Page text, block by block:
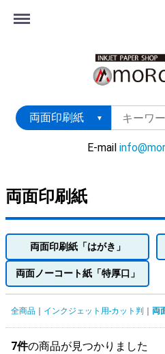
E-mail
Menu
両面印刷紙
両面印刷紙「はがき」
両面ノーコート紙「特厚口」
全商品 インクジェット用-カット判 両
7件の商品が見つかりました